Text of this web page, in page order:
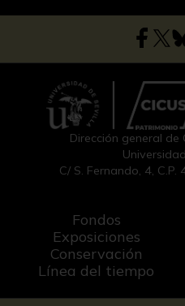
Dirección general
C/ S. Fernando, 4,
Fondos
Exposiciones
Conservación
Línea del tiempo